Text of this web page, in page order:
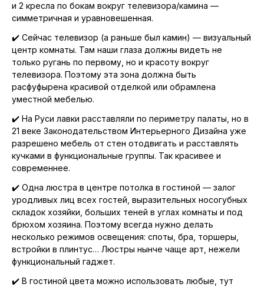
и 2 кресла по бокам вокруг телевизора/камина —
симметричная и уравновешенная.
✔️ Сейчас телевизор (а раньше был камин) — визуальный
центр комнаты. Там наши глаза должны видеть не
только ругань по первому, но и красоту вокруг
телевизора. Поэтому эта зона должна быть
расфуфырена красивой отделкой или обрамлена
уместной мебелью.⠀
✔️ На Руси лавки расставляли по периметру палаты, но в
21 веке Законодательством Интерьерного Дизайна уже
разрешено мебель от стен отодвигать и расставлять
кучками в функциональные группы. Так красивее и
современнее.
✔️ Одна люстра в центре потолка в гостиной — залог
уродливых лиц всех гостей, выразительных носогубных
складок хозяйки, больших теней в углах комнаты и под
брюхом хозяина. Поэтому всегда нужно делать
несколько режимов освещения: споты, бра, торшеры,
встройки в плинтус… Люстры нынче чаще арт, нежели
функциональный гаджет.⠀
✔️ В гостиной цвета можно использовать любые, тут